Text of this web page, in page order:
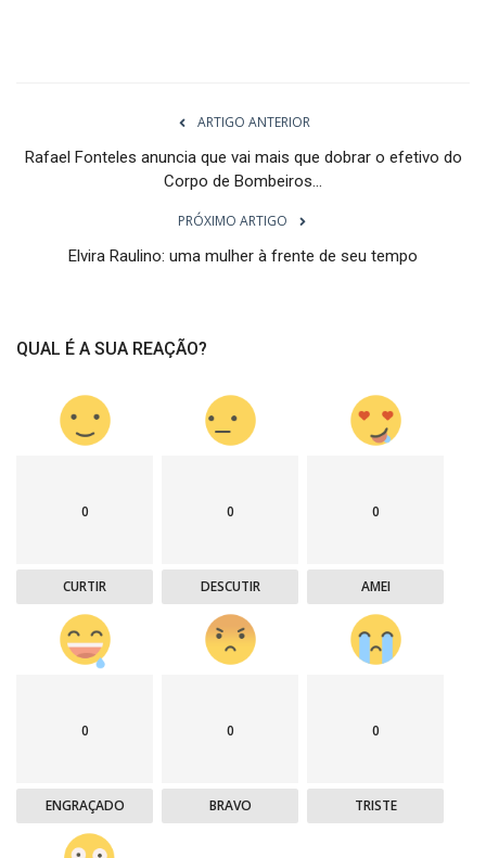
ARTIGO ANTERIOR
Rafael Fonteles anuncia que vai mais que dobrar o efetivo do
Corpo de Bombeiros...
PRÓXIMO ARTIGO
Elvira Raulino: uma mulher à frente de seu tempo
QUAL É A SUA REAÇÃO?
0
CURTIR
0
DESCUTIR
0
AMEI
0
ENGRAÇADO
0
BRAVO
0
TRISTE